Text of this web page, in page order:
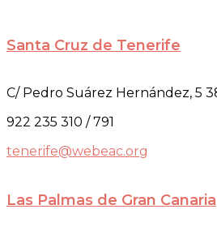
Santa Cruz de Tenerife
C/ Pedro Suárez Hernández, 5
922 235 310 / 791
tenerife@webeac.org
Las Palmas de Gran Canaria